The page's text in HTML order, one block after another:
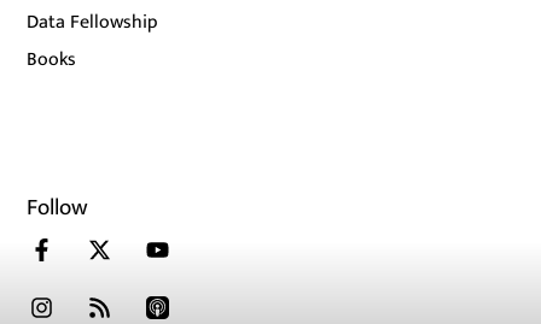
Data Fellowship
Books
Follow